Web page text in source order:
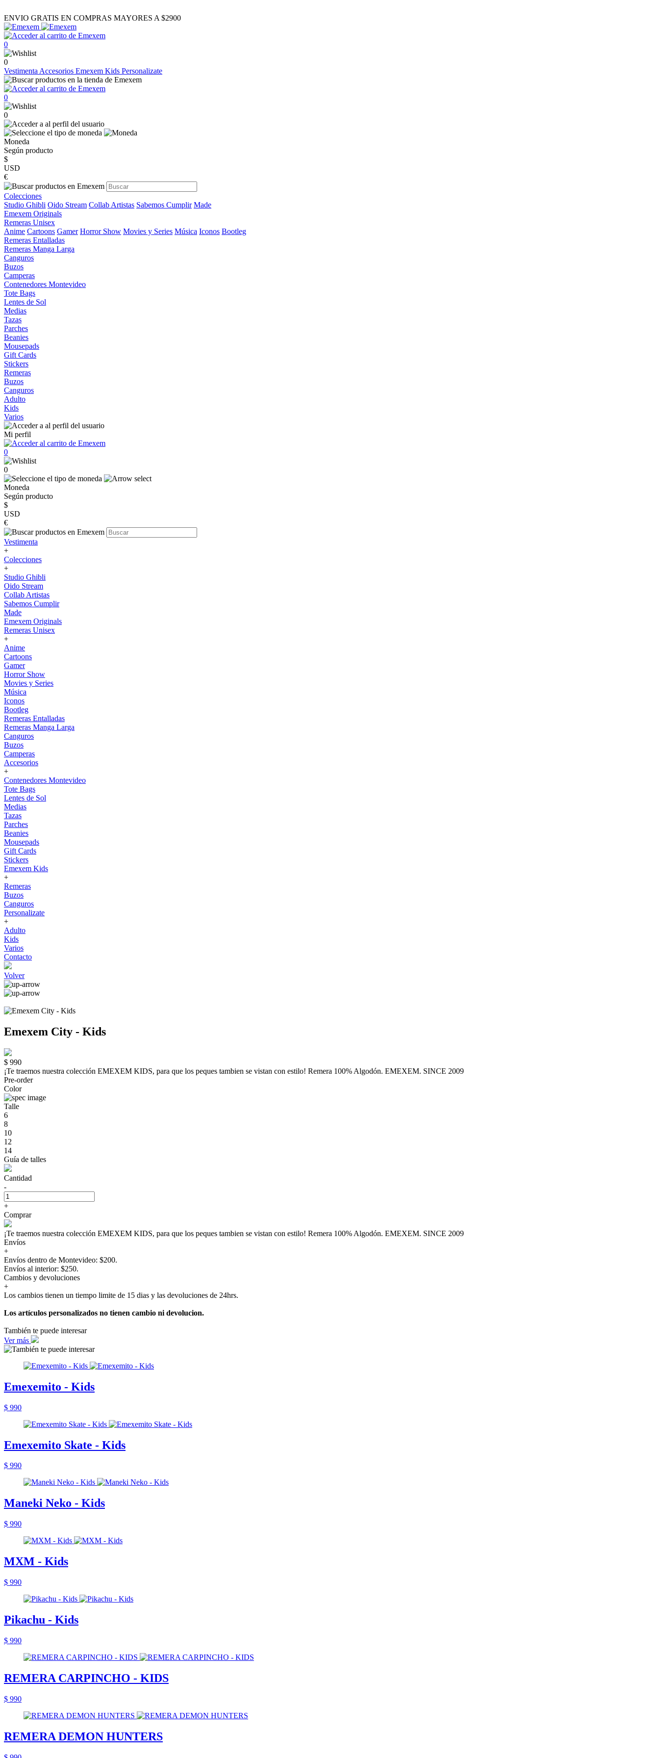
ENVIO GRATIS EN COMPRAS MAYORES A $2900
0
0
Vestimenta Accesorios Emexem Kids Personalizate
0
0
Moneda
Según producto
$
USD
€
Colecciones
Studio Ghibli Oido Stream Collab Artistas Sabemos Cumplir Made
Emexem Originals
Remeras Unisex
Anime Cartoons Gamer Horror Show Movies y Series Música Iconos Bootleg
Remeras Entalladas
Remeras Manga Larga
Canguros
Buzos
Camperas
Contenedores Montevideo
Tote Bags
Lentes de Sol
Medias
Tazas
Parches
Beanies
Mousepads
Gift Cards
Stickers
Remeras
Buzos
Canguros
Adulto
Kids
Varios
Mi perfil
0
0
Moneda
Según producto
$
USD
€
Vestimenta
+
Colecciones
+
Studio Ghibli
Oido Stream
Collab Artistas
Sabemos Cumplir
Made
Emexem Originals
Remeras Unisex
+
Anime
Cartoons
Gamer
Horror Show
Movies y Series
Música
Iconos
Bootleg
Remeras Entalladas
Remeras Manga Larga
Canguros
Buzos
Camperas
Accesorios
+
Contenedores Montevideo
Tote Bags
Lentes de Sol
Medias
Tazas
Parches
Beanies
Mousepads
Gift Cards
Stickers
Emexem Kids
+
Remeras
Buzos
Canguros
Personalizate
+
Adulto
Kids
Varios
Contacto
Volver
Emexem City - Kids
$ 990
¡Te traemos nuestra colección EMEXEM KIDS, para que los peques tambien se vistan con estilo! Remera 100% Algodón. EMEXEM. SINCE 2009
Pre-order
Color
Talle
6
8
10
12
14
Guía de talles
Cantidad
-
+
Comprar
¡Te traemos nuestra colección EMEXEM KIDS, para que los peques tambien se vistan con estilo! Remera 100% Algodón. EMEXEM. SINCE 2009
Envíos
+
Envíos dentro de Montevideo: $200.
Envíos al interior: $250.
Cambios y devoluciones
+
Los cambios tienen un tiempo limite de 15 dias y las devoluciones de 24hrs.
Los artículos personalizados no tienen cambio ni devolucion.
También te puede interesar
Ver más
Emexemito - Kids
$ 990
Emexemito Skate - Kids
$ 990
Maneki Neko - Kids
$ 990
MXM - Kids
$ 990
Pikachu - Kids
$ 990
REMERA CARPINCHO - KIDS
$ 990
REMERA DEMON HUNTERS